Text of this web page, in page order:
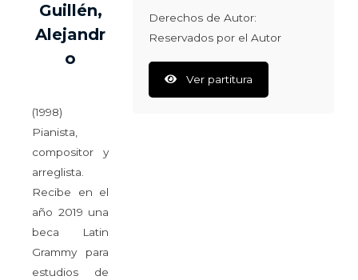
Guillén,
Alejandr
o
(1998)
Pianista,
compositor y
arreglista.
Recibe en el
año 2019 una
beca Latin
Grammy para
estudios de
Derechos de Autor:
Reservados por el Autor
Ver partitura